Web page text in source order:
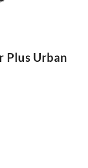
Plus Urban